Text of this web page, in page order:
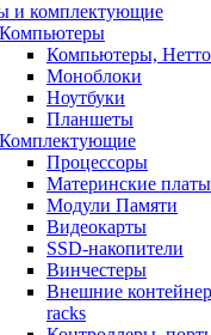
и комплектующие
Компьютеры
Компьютеры,
Моноблоки
Ноутбуки
Планшеты
Комплектующие
Процессоры
Материнские платы
Модули Памяти
Видеокарты
SSD-накопители
Винчестеры
Внешние
racks